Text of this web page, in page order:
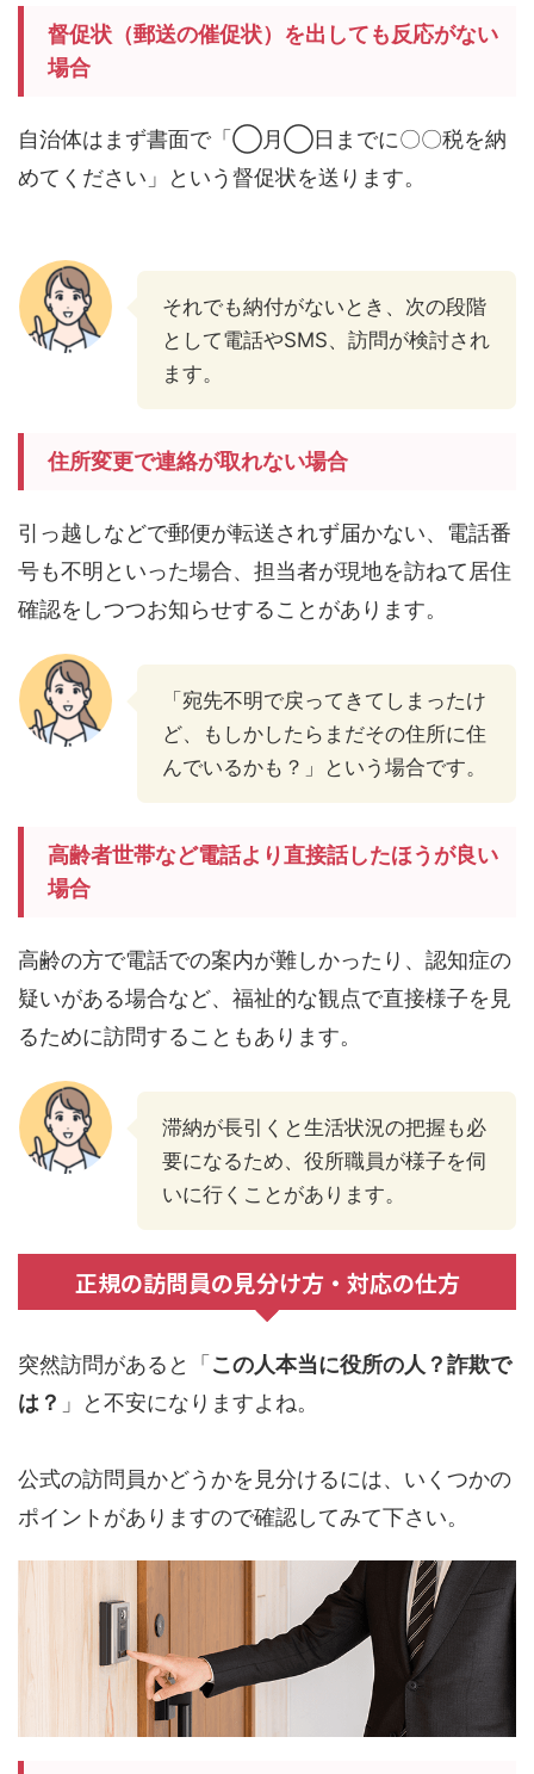
督促状（郵送の催促状）を出しても反応がない
場合
自治体はまず書面で「◯月◯日までに〇〇税を納
めてください」という督促状を送ります。
それでも納付がないとき、次の段階
として電話やSMS、訪問が検討され
ます。
住所変更で連絡が取れない場合
引っ越しなどで郵便が転送されず届かない、電話番
号も不明といった場合、担当者が現地を訪ねて居住
確認をしつつお知らせすることがあります。
「宛先不明で戻ってきてしまったけ
ど、もしかしたらまだその住所に住
んでいるかも？」という場合です。
高齢者世帯など電話より直接話したほうが良い
場合
高齢の方で電話での案内が難しかったり、認知症の
疑いがある場合など、福祉的な観点で直接様子を見
るために訪問することもあります。
滞納が長引くと生活状況の把握も必
要になるため、役所職員が様子を伺
いに行くことがあります。
正規の訪問員の見分け方・対応の仕方
突然訪問があると「 この人本当に役所の人？詐欺で
は？ 」と不安になりますよね。
公式の訪問員かどうかを見分けるには、いくつかの
ポイントがありますので確認してみて下さい。